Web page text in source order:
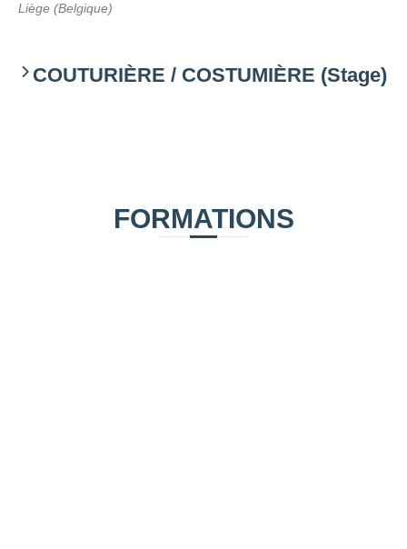
Liège (Belgique)
COUTURIÈRE / COSTUMIÈRE (Stage)
FORMATIONS